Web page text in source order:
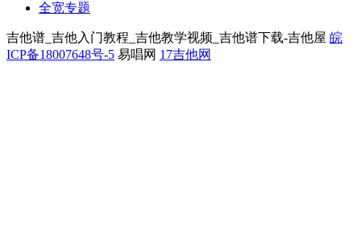
全宽专题
吉他谱_吉他入门教程_吉他教学视频_吉他谱下载-吉他屋 皖
ICP备18007648号-5 易唱网 17吉他网